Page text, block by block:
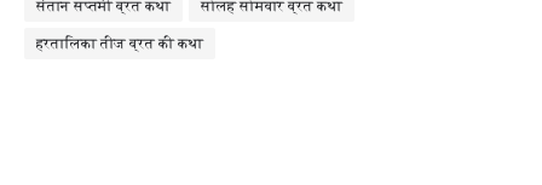
संतान सप्तमी व्रत कथा सोलह सोमवार व्रत कथा
हरतालिका तीज व्रत की कथा